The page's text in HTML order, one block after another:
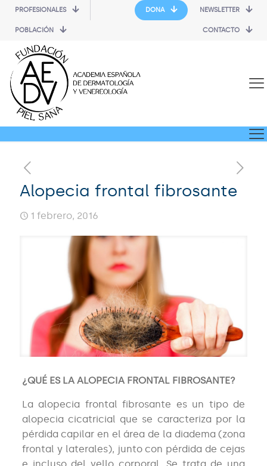
PROFESIONALES
POBLACIÓN
DONA NEWSLETTER
CONTACTO
Alopecia frontal fibrosante
1 febrero, 2016
¿QUÉ ES LA ALOPECIA FRONTAL FIBROSANTE?
La alopecia frontal fibrosante es un tipo de
alopecia cicatricial que se caracteriza por la
pérdida capilar en el área de la diadema (zona
frontal y laterales), junto con pérdida de cejas